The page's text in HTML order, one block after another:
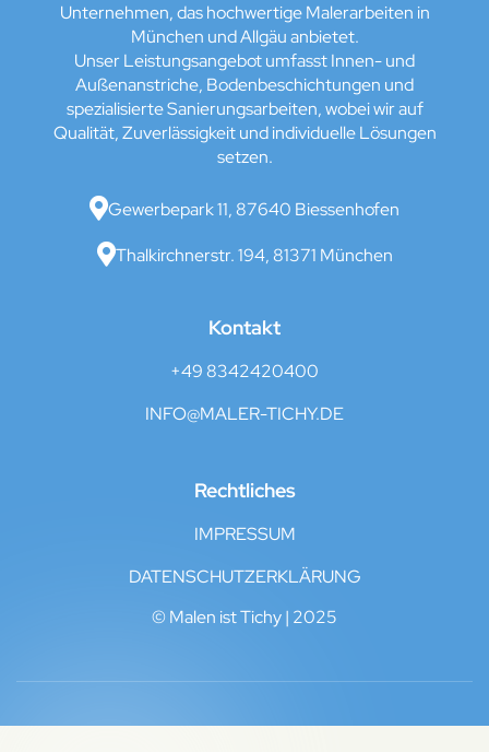
Unternehmen, das hochwertige Malerarbeiten in
München und Allgäu anbietet.
Unser Leistungsangebot umfasst Innen- und
Außenanstriche, Bodenbeschichtungen und
spezialisierte Sanierungsarbeiten, wobei wir auf
Qualität, Zuverlässigkeit und individuelle Lösungen
setzen.
Gewerbepark 11, 87640 Biessenhofen
Thalkirchnerstr. 194, 81371 München
Kontakt
+49 8342420400
INFO@MALER-TICHY.DE
Rechtliches
IMPRESSUM
DATENSCHUTZERKLÄRUNG
© Malen ist Tichy | 2025